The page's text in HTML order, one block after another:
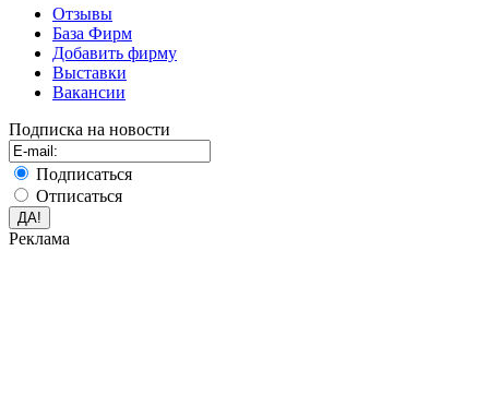
Отзывы
База Фирм
Добавить фирму
Выставки
Вакансии
Подписка на новости
Подписаться
Отписаться
Реклама